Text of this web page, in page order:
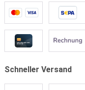
Schneller Versand